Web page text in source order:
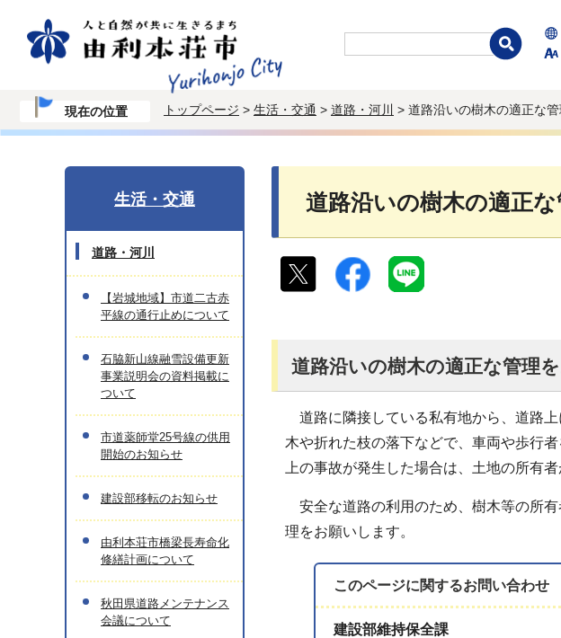
現在の位置 トップページ > 生活・交通 > 道路・河川 > 道路沿いの樹木の適正な管
道路沿いの樹木の適正な
道路沿いの樹木の適正な管理
道路に隣接している私有地から、道路
木や折れた枝の落下などで、車両や歩行
上の事故が発生した場合は、土地の所有
安全な道路の利用のため、樹木等の所
理をお願いします。
このページに関するお問い合わせ
建設部維持保全課
生活・交通
道路・河川
【岩城地域】市道二古赤
平線の通行止めについて
石脇新山線融雪設備更新
事業説明会の資料掲載に
ついて
市道薬師堂25号線の供用
開始のお知らせ
建設部移転のお知らせ
由利本荘市橋梁長寿命化
修繕計画について
秋田県道路メンテナンス
会議について